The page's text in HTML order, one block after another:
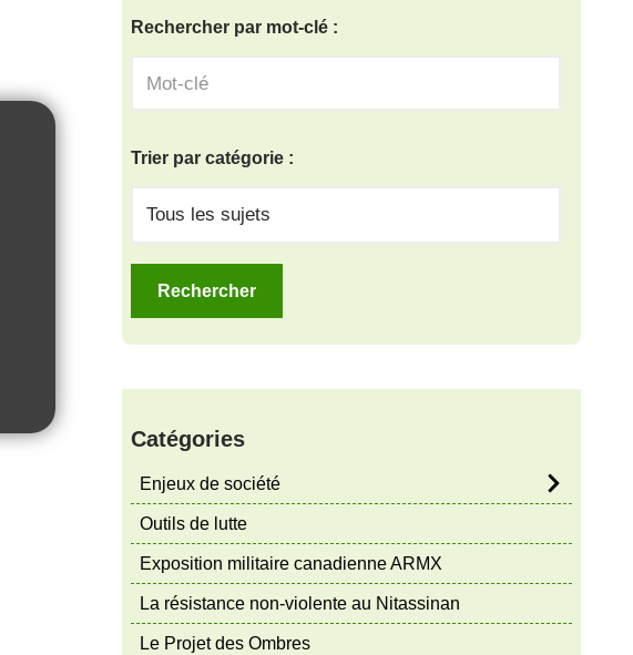
Rechercher par mot-clé :
Trier par catégorie :
Catégories
Enjeux de société
Outils de lutte
Exposition militaire canadienne ARMX
La résistance non-violente au Nitassinan
Le Projet des Ombres